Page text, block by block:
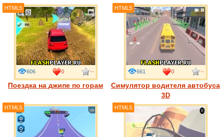
Поездка на джипе по горам
606 0 --
HTML5
Симулятор водителя автобуса
3D
661 0 --
HTML5
HTML5 HTML5